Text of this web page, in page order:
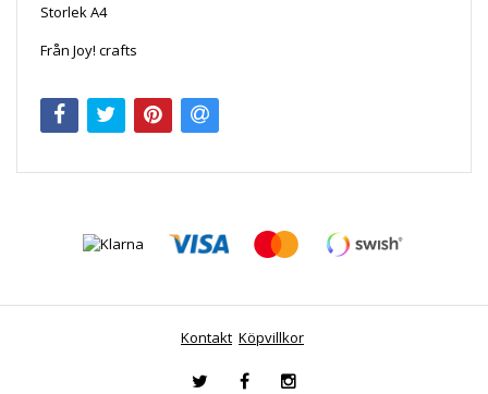
Storlek A4
Från Joy! crafts
Kontakt Köpvillkor